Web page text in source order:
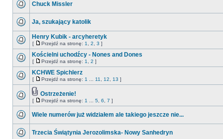
Chuck Missler
Ja, szukający katolik
Henry Kubik - arcyheretyk
[ Przejdź na stronę: 1 2 3 ]
Kościelni uchodźcy - Nones and Dones
[ Przejdź na stronę: 1 2 ]
KCHWE Spichlerz
[ Przejdź na stronę: 1 11 12 13 ]
Ostrzeżenie!
[ Przejdź na stronę: 1 5 6 7 ]
Wiele numerów już widziałem ale takiego jeszcze nie...
Trzecia Świątynia Jerozolimska- Nowy Sanhedryn